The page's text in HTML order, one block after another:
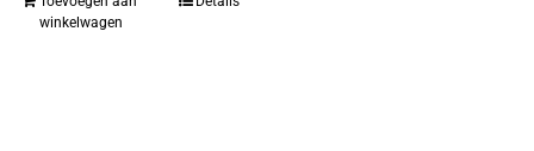
winkelwagen